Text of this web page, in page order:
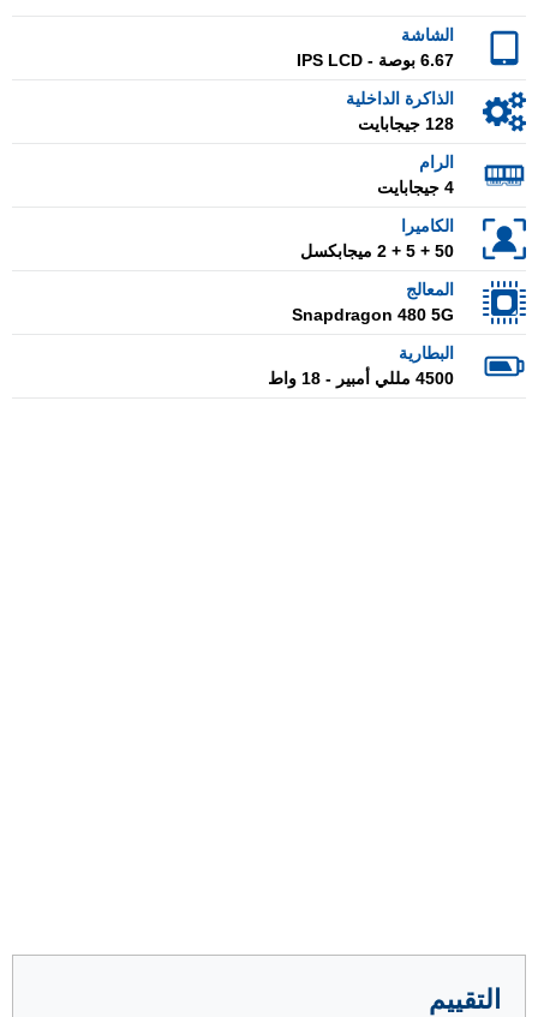
الشاشة
6.67 بوصة - IPS LCD
الذاكرة الداخلية
128 جيجابايت
الرام
4 جيجابايت
الكاميرا
50 + 5 + 2 ميجابكسل
المعالج
Snapdragon 480 5G
البطارية
4500 مللي أمبير - 18 واط
التقييم